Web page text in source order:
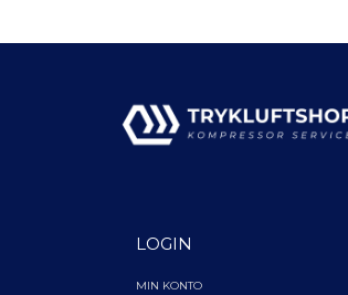
LOGIN
MIN KONTO